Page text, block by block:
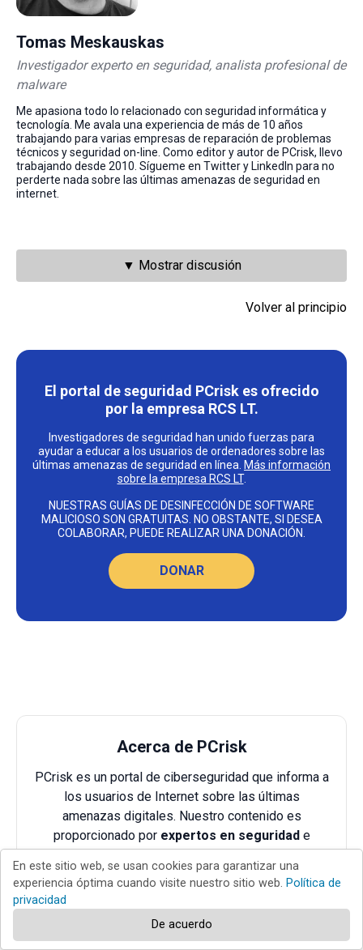
Tomas Meskauskas
Investigador experto en seguridad, analista profesional de
malware
Me apasiona todo lo relacionado con seguridad informática y
tecnología. Me avala una experiencia de más de 10 años
trabajando para varias empresas de reparación de problemas
técnicos y seguridad on-line. Como editor y autor de PCrisk, llevo
trabajando desde 2010. Sígueme en Twitter y LinkedIn para no
perderte nada sobre las últimas amenazas de seguridad en
internet.
▼ Mostrar discusión
Volver al principio
El portal de seguridad PCrisk es ofrecido
por la empresa RCS LT.
Investigadores de seguridad han unido fuerzas para
ayudar a educar a los usuarios de ordenadores sobre las
últimas amenazas de seguridad en línea. Más información
sobre la empresa RCS LT.
NUESTRAS GUÍAS DE DESINFECCIÓN DE SOFTWARE
MALICIOSO SON GRATUITAS. NO OBSTANTE, SI DESEA
COLABORAR, PUEDE REALIZAR UNA DONACIÓN.
DONAR
Acerca de PCrisk
PCrisk es un portal de ciberseguridad que informa a
los usuarios de Internet sobre las últimas
amenazas digitales. Nuestro contenido es
proporcionado por expertos en seguridade
investigadores profesionalesde malware.
En este sitio web, se usan cookies para garantizar una
experiencia óptima cuando visite nuestro sitio web. Política de
privacidad
De acuerdo